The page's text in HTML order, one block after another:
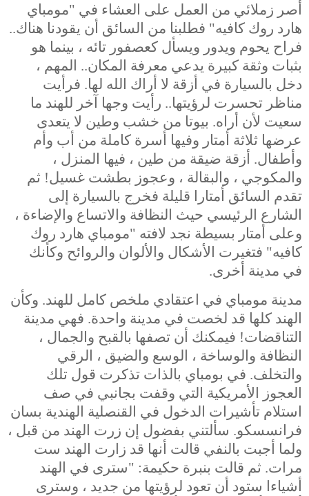
أصر زملائي من العمل على العشاء في "مومباي
هارد روك كافيه" فطلبنا من السائق أن يقودنا هناك..
فراح يحوم ويدور ويسأل كعصفور تائه ، بينما هو
بثبات وثقة كبيرة يدعي معرفة المكان.. المهم ،
دخل بالسيارة في أزقة لا أراك الله لها. فرأيت
مناظر تحسرت لرؤيتها.. رأيت وجها آخر للهند ما
سعيت لأن أراه. بيوتا من خشب وطين لا يتعدى
عرضها ثلاثة أمتار وفيها أسرة كاملة من أب وأم
وأطفال. أزقة ضيقة من طين ، فيها المنزل ،
والمكوجي ، والبقالة ، وعجوز بطشت غسيل! ثم
تقدم السائق أمتارا قليلة فخرج بالسيارة إلى
الشارع الرئيسي حيث النظافة والاتساع والإضاءة ،
وعلى أمتار بسيطة نجد لافته "مومباي هارد روك
كافيه" فتغيرت الأشكال والألوان والروائح وكأنك
في مدينة أخرى.
مدينة مومباي في اعتقادي ملخص كامل للهند. وكأن
الهند كلها قد لخصت في مدينة واحدة. فهي مدينة
التناقضات! فيمكنك أن تصفها بالقبح والجمال ،
النظافة والوساخة ، الوسع والضيق ، الرقي
والتخلف. في بومباي بالذات تذكرت قول تلك
العجوز الأمريكية التي وقفت بجانبي في صف
استلام تأشيرات الدخول في القنصلية الهندية بسان
فرانسسكو. سألتني بفضول إن زرت الهند من قبل ،
ولما أجبت بالنفي قالت أنها قد زارت الهند ست
مرات. ثم قالت بنبرة حكيمة: "سترى في الهند
أشياءا ستود أن تعود لرؤيتها من جديد ، وسترى